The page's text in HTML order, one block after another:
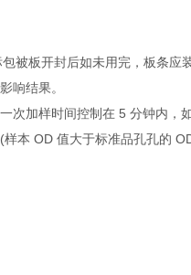
板开封后如未用完，板条应装
响结果。
加样时间控制在 5 分钟内，如
OD 值大于标准品孔孔的